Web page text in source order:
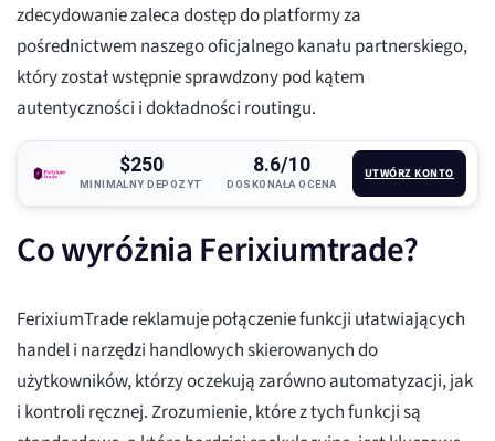
zdecydowanie zaleca dostęp do platformy za
pośrednictwem naszego oficjalnego kanału partnerskiego,
który został wstępnie sprawdzony pod kątem
autentyczności i dokładności routingu.
$250
MINIMALNY DEPOZYT
8.6/10
DOSKONAŁA OCENA
UTWÓRZ KONTO
Co wyróżnia Ferixiumtrade?
FerixiumTrade reklamuje połączenie funkcji ułatwiających
handel i narzędzi handlowych skierowanych do
użytkowników, którzy oczekują zarówno automatyzacji, jak
i kontroli ręcznej. Zrozumienie, które z tych funkcji są